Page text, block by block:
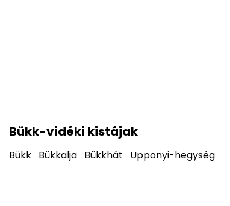
Bükk-vidéki kistájak
Bükk Bükkalja Bükkhát Upponyi-hegység